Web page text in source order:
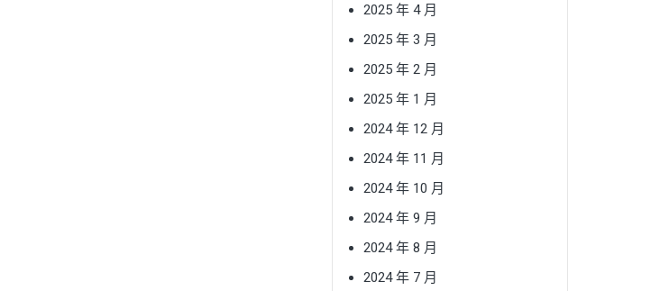
2025 年 4 月
2025 年 3 月
2025 年 2 月
2025 年 1 月
2024 年 12 月
2024 年 11 月
2024 年 10 月
2024 年 9 月
2024 年 8 月
2024 年 7 月